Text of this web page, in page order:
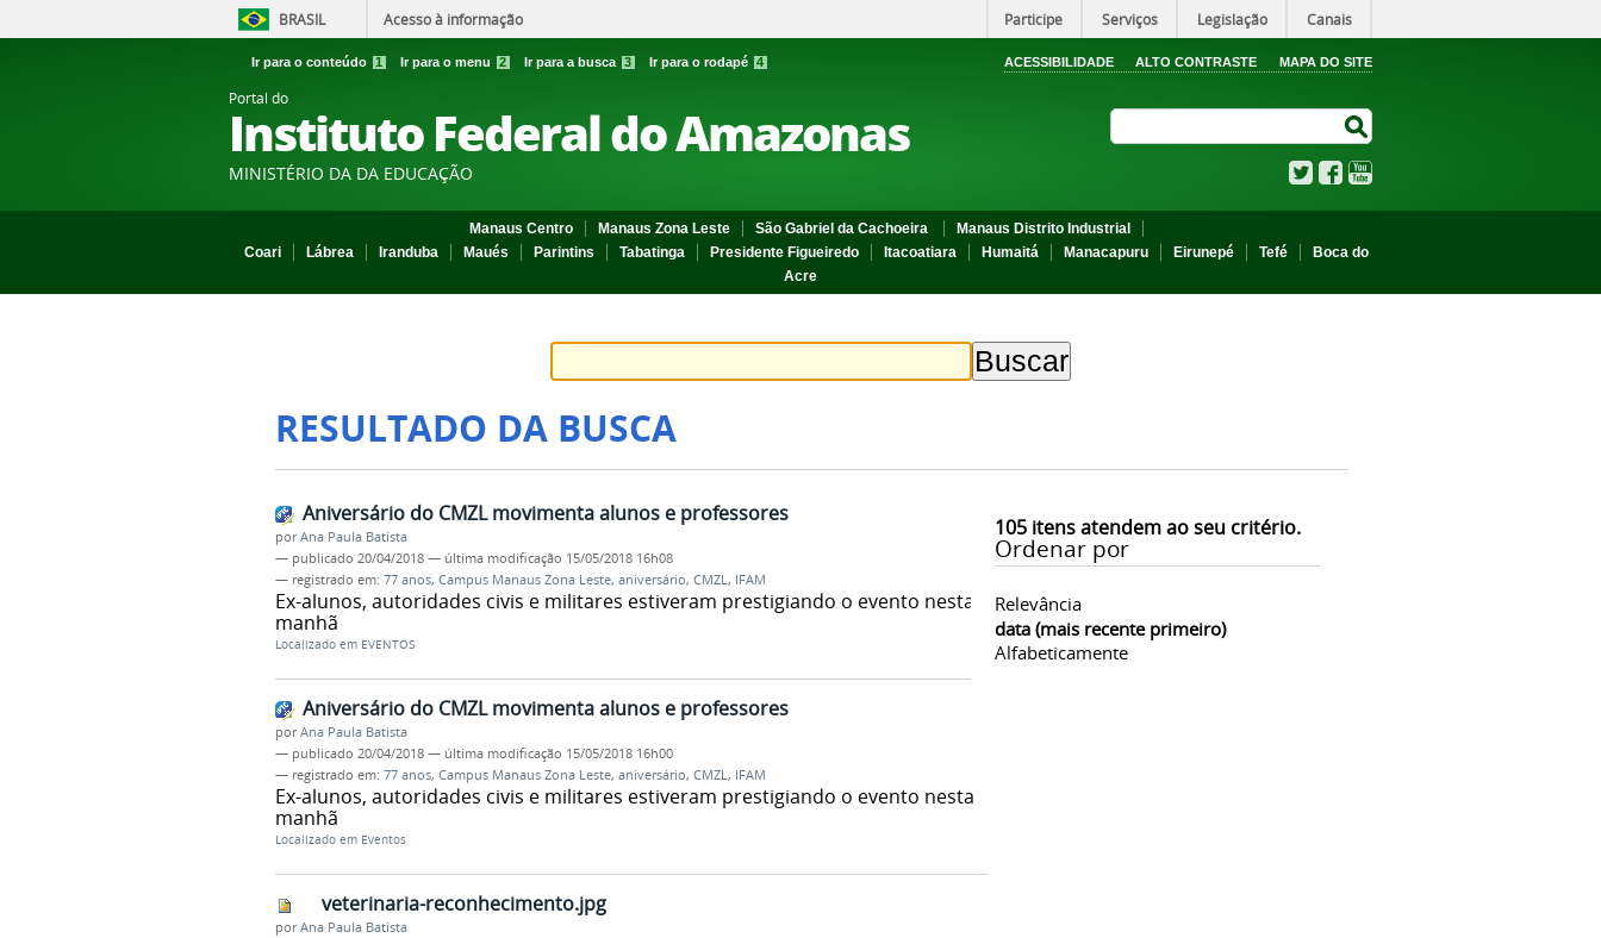
BRASIL Acesso à informação Participe Serviços Legislação Canais
Ir para o conteúdo 1 Ir para o menu 2 Ir para a busca 3 Ir para o rodapé 4 ACESSIBILIDADE ALTO CONTRASTE MAPA DO SITE
Portal do
Instituto Federal do Amazonas
MINISTÉRIO DA DA EDUCAÇÃO TwitterFacebook
Manaus Centro Manaus Zona Leste São Gabriel da Cachoeira
Manaus Distrito Industrial
Coari
Lábrea Iranduba Maués Parintins Tabatinga Presidente Figueiredo Itacoatiara Humaitá Manacapuru Eirunepé Tefé
Boca do
Acre
RESULTADO DA BUSCA
105itens atendem ao seu critério.
Ordenar por
Relevância
data (mais recente primeiro)
Alfabeticamente
Aniversário do CMZL movimenta alunos e professores
porAna Paula Batista
— publicado 20/04/2018 — última modificação 15/05/2018 16h08
— registrado em: 77 anos, Campus Manaus Zona Leste, aniversário, CMZL, IFAM
Ex-alunos, autoridades civis e militares estiveram prestigiando o evento nesta
manhã
Localizado em EVENTOS
Aniversário do CMZL movimenta alunos e professores
porAna Paula Batista
— publicado 20/04/2018 — última modificação 15/05/2018 16h00
— registrado em: 77 anos, Campus Manaus Zona Leste, aniversário, CMZL, IFAM
Ex-alunos, autoridades civis e militares estiveram prestigiando o evento nesta
manhã
Localizado em Eventos
veterinaria-reconhecimento.jpg
porAna Paula Batista